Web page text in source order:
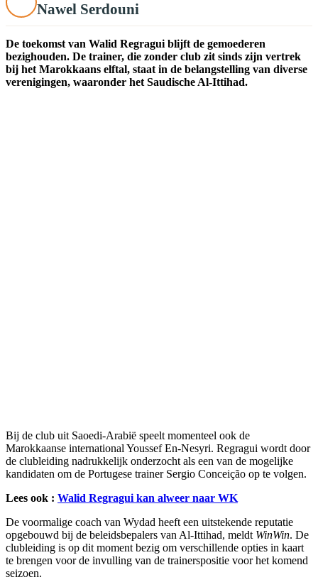
Nawel Serdouni
De toekomst van Walid Regragui blijft de gemoederen
bezighouden. De trainer, die zonder club zit sinds zijn vertrek
bij het Marokkaans elftal, staat in de belangstelling van diverse
verenigingen, waaronder het Saudische Al-Ittihad.
Bij de club uit Saoedi-Arabië speelt momenteel ook de
Marokkaanse international Youssef En-Nesyri. Regragui wordt door
de clubleiding nadrukkelijk onderzocht als een van de mogelijke
kandidaten om de Portugese trainer Sergio Conceição op te volgen.
Lees ook : Walid Regragui kan alweer naar WK
De voormalige coach van Wydad heeft een uitstekende reputatie
opgebouwd bij de beleidsbepalers van Al-Ittihad, meldt WinWin. De
clubleiding is op dit moment bezig om verschillende opties in kaart
te brengen voor de invulling van de trainerspositie voor het komend
seizoen.